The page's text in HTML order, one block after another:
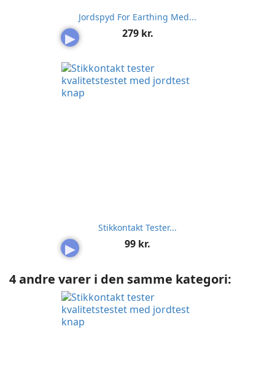
▶
Jordspyd For Earthing Med...
Pris
279 kr.
▶
Stikkontakt Tester...
Pris
99 kr.
4 andre varer i den samme kategori: